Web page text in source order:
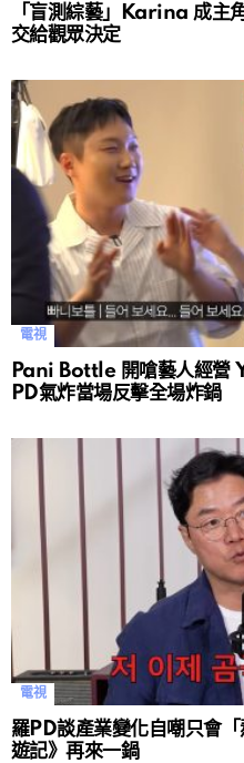
「盲測綜藝」Karina 成主
交給觀眾決定
電視
Pani Bottle 開嗆藝人經營
PD氣炸當場反擊全場炸鍋
電視
羅PD談產業變化自嘲只會
遊記》再來一鍋